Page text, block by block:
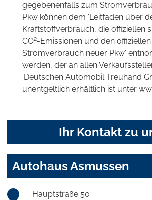
gegebenenfalls zum
Pkw können dem 'Leitfaden über
Kraftstoffverbrauch, die offiziellen
CO2-Emissionen und den offiziellen
Stromverbrauch neuer Pkw'
werden, der an allen
'Deutschen Automobil Treuhand
unentgeltlich erhältlich ist unter
Ihr Kontakt zu
Autohaus Asmussen
Hauptstraße 50